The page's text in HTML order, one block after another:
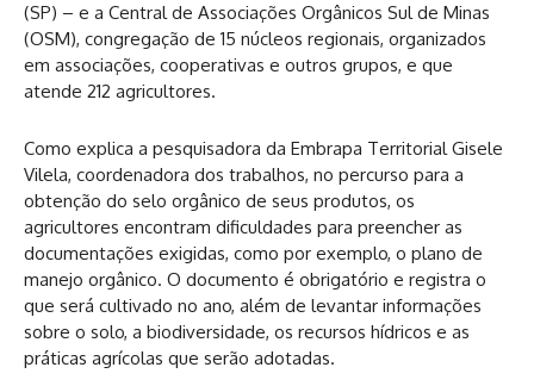
(SP) – e a Central de Associações Orgânicos Sul de Minas
(OSM), congregação de 15 núcleos regionais, organizados
em associações, cooperativas e outros grupos, e que
atende 212 agricultores.
Como explica a pesquisadora da Embrapa Territorial Gisele
Vilela, coordenadora dos trabalhos, no percurso para a
obtenção do selo orgânico de seus produtos, os
agricultores encontram dificuldades para preencher as
documentações exigidas, como por exemplo, o plano de
manejo orgânico. O documento é obrigatório e registra o
que será cultivado no ano, além de levantar informações
sobre o solo, a biodiversidade, os recursos hídricos e as
práticas agrícolas que serão adotadas.